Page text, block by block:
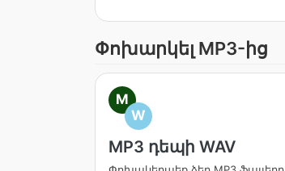
Փոխարկել MP3-ից
M
W
MP3 դեպի WAV